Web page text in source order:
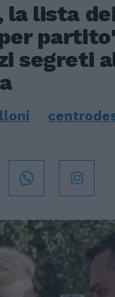
la lista
segreti